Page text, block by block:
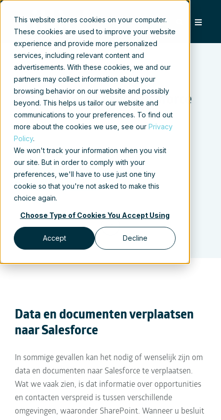
This website stores cookies on your computer.
These cookies are used to improve your website
experience and provide more personalized
services, including relevant content and
advertisements. With these cookies, we and our
partners may collect information about your
browsing behavior on our website and possibly
beyond. This helps us tailor our website and
communications to your preferences. To find out
more about the cookies we use, see our Privacy
Policy.
We won't track your information when you visit
our site. But in order to comply with your
preferences, we'll have to use just one tiny
cookie so that you're not asked to make this
choice again.
Choose Type of Cookies You Accept Using
Accept Decline
Data migreren naar Salesforce
Consolideer uw salesproces en content in
Salesforce
BEKIJK VIDEO
Data en documenten verplaatsen
naar Salesforce
In sommige gevallen kan het nodig of wenselijk zijn om
data en documenten naar Salesforce te verplaatsen.
Wat we vaak zien, is dat informatie over opportunities
en contacten verspreid is tussen verschillende
omgevingen, waaronder SharePoint. Wanneer u besluit